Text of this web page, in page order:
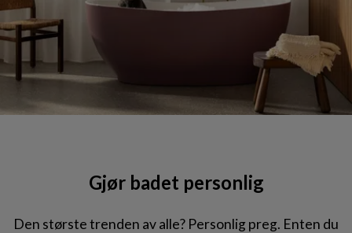
Gjør badet personlig
Den største trenden av alle? Personlig preg. Enten du